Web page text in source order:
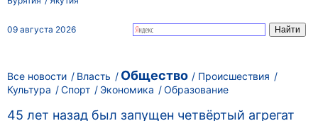
09 августа 2026
Все новости Власть Общество
Происшествия
Культура
Спорт Экономика Образование
45 лет назад был запущен четвёртый агрегат